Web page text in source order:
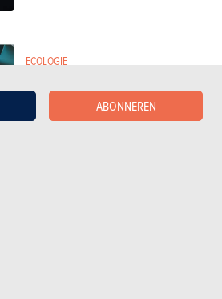
ABONNEREN
ECOLOGIE
Verplicht vanaf 2027: wat is een
batterijpaspoort?